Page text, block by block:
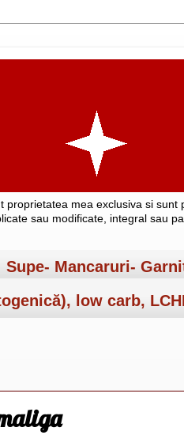
mea exclusiva si
sau modificate, integral sau
Supe- Mancaruri-
low carb,